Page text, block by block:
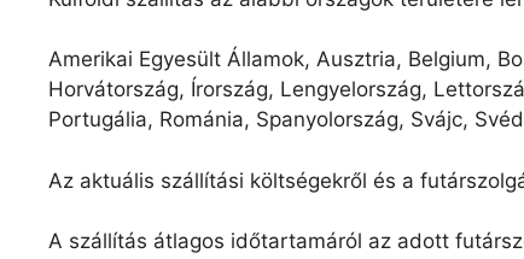
Amerikai Egyesült Államok, Ausztria, Belgium,
Horvátország, Írország, Lengyelország,
Portugália, Románia, Spanyolország, Svájc,
Az aktuális szállítási költségekről és a
A szállítás átlagos időtartamáról az adott